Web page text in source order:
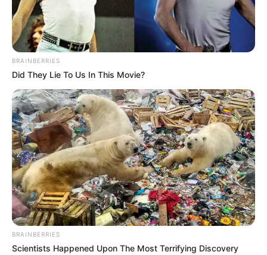
BALLINA BALLINA STATIKE KOMBËTARJA MOSHAT
Genti Mahmuti merr drejtimin e
Kombëtares shqiptare U-15
July 8, 2025 Sport Ekspres
Federata e Futbollit ka arritur marrëveshjen me trajnerin
Genti Mahmuti, i cili do të marrë drejtimin e Kombëtares
shqiptare U-15.
BRAINBERRIES
Did They Lie To Us In This Movie?
BRAINBERRIES
Scientists Happened Upon The Most Terrifying Discovery